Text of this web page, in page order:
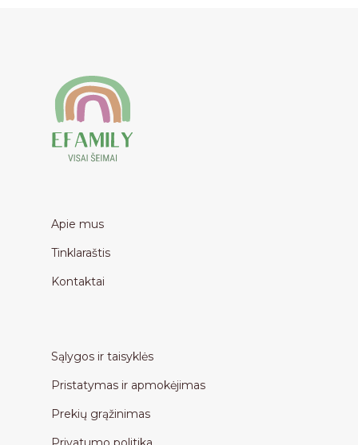
Apie mus
Tinklaraštis
Kontaktai
Sąlygos ir taisyklės
Pristatymas ir apmokėjimas
Prekių grąžinimas